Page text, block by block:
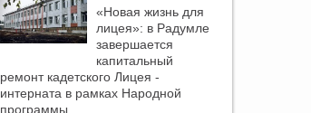
«Новая жизнь для
лицея»: в Радумле
завершается
капитальный
ремонт кадетского Лицея -
интерната в рамках Народной
программы